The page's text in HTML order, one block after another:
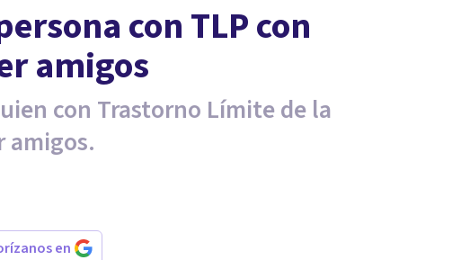
con TLP con
amigos
con Trastorno Límite de la
amigos.
en